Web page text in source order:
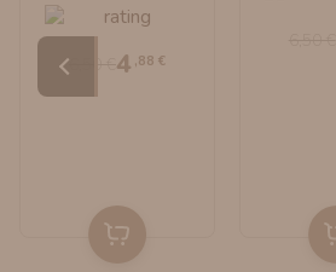
4 ,88 €